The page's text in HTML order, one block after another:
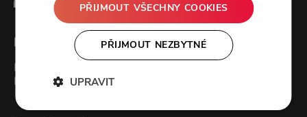
Forendors
Kontakt
Podcast studio
PŘIJMOUT VŠECHNY COOKIES
PŘIJMOUT NEZBYTNÉ
UPRAVIT